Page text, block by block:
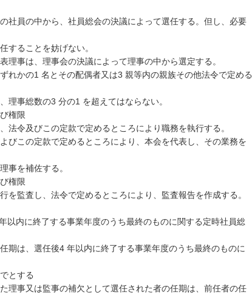
社員の中から、社員総会の決議によって選任する。但し、必要
することを妨げない。
理事は、理事会の決議によって理事の中から選定する。
れかの1 名とその配偶者又は3 親等内の親族その他法令で定める
理事総数の3 分の1 を超えてはならない。
権限
法令及びこの定款で定めるところにより職務を執行する。
びこの定款で定めるところにより、本会を代表し、その業務を
事を補佐する。
権限
を監査し、法令で定めるところにより、監査報告を作成する。
以内に終了する事業年度のうち最終のものに関する定時社員総
期は、選任後4 年以内に終了する事業年度のうち最終のものに
とする
理事又は監事の補欠として選任された者の任期は、前任者の任